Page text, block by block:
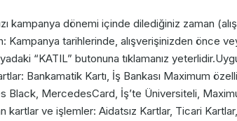
kampanya dönemi içinde dilediğiniz zaman
Kampanya tarihlerinde, alışverişinizden önce
“KATIL” butonuna tıklamanız
Bankamatik Kartı, İş Bankası Maximum
Black, MercedesCard, İş’te Üniversiteli,
kartlar ve işlemler: Aidatsız Kartlar, Ticari